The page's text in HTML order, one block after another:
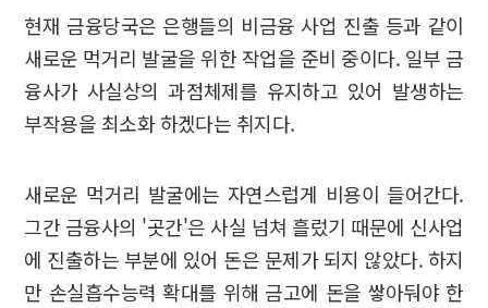
현재 금융당국은 은행들의 비금융 사업 진출 등과 같이
새로운 먹거리 발굴을 위한 작업을 준비 중이다. 일부 금
융사가 사실상의 과점체제를 유지하고 있어 발생하는
부작용을 최소화 하겠다는 취지다.
새로운 먹거리 발굴에는 자연스럽게 비용이 들어간다.
그간 금융사의 '곳간'은 사실 넘쳐 흘렀기 때문에 신사업
에 진출하는 부분에 있어 돈은 문제가 되지 않았다. 하지
만 손실흡수능력 확대를 위해 금고에 돈을 쌓아둬야 한